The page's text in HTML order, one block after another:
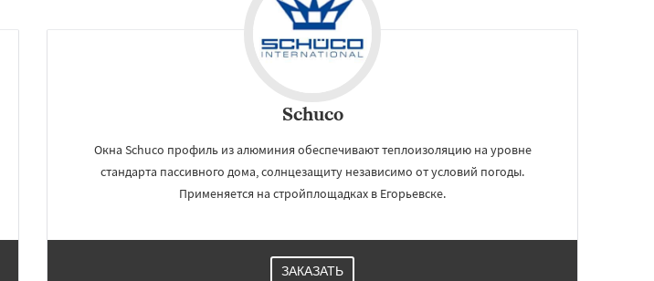
Schuco
Окна Schuco профиль из алюминия обеспечивают теплоизоляцию на уровне
стандарта пассивного дома, солнцезащиту независимо от условий погоды.
Применяется на стройплощадках в Егорьевске.
ЗАКАЗАТЬ
×